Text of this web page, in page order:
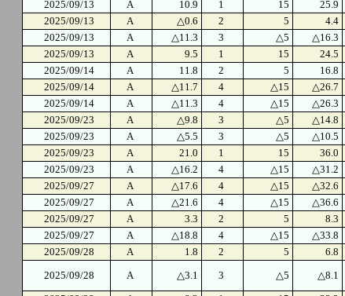
2025/09/13
A 10.9 1 15 25.9
2025/09/13
A △0.6 2 5 4.4
2025/09/13
A △11.3 3 △5 △16.3
2025/09/13
A 9.5 1 15 24.5
2025/09/14
A 11.8 2 5 16.8
2025/09/14
A △11.7 4 △15 △26.7
2025/09/14
A △11.3 4 △15 △26.3
2025/09/23
A △9.8 3 △5 △14.8
2025/09/23
A △5.5 3 △5 △10.5
2025/09/23
A 21.0 1 15 36.0
2025/09/23
A △16.2 4 △15 △31.2
2025/09/27
A △17.6 4 △15 △32.6
2025/09/27
A △21.6 4 △15 △36.6
2025/09/27
A 3.3 2 5 8.3
2025/09/27
A △18.8 4 △15 △33.8
2025/09/28
A 1.8 2 5 6.8
2025/09/28
A △3.1 3 △5 △8.1